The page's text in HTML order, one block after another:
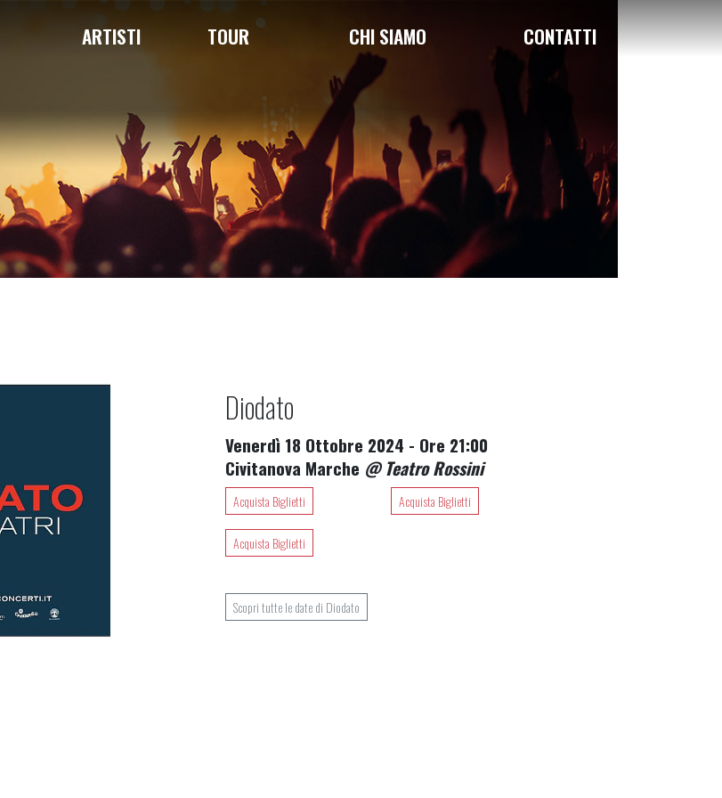
ARTISTI TOUR CHI SIAMO CONTATTI
Diodato
Venerdì 18 Ottobre 2024 - Ore 21:00
Civitanova Marche @ Teatro Rossini
Acquista Biglietti Acquista Biglietti
Acquista Biglietti
Scopri tutte le date di Diodato